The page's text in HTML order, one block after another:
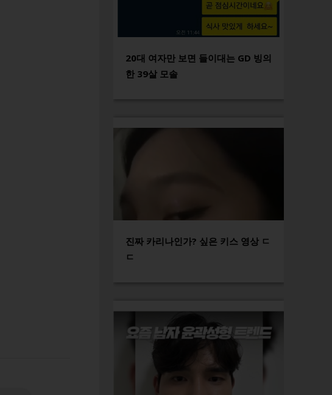
20대 여자만 보면 들이대는 GD 빙의
한 39살 모솔
진짜 카리나인가? 싶은 키스 영상 ㄷ
ㄷ